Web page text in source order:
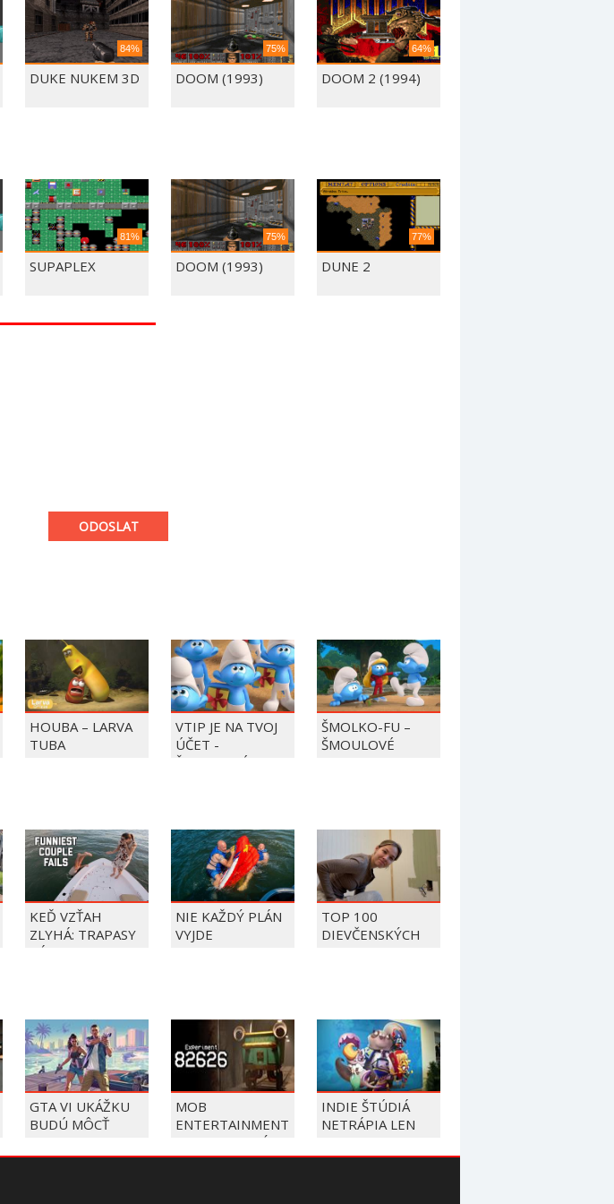
84%
DUKE NUKEM 3D
75%
DOOM (1993)
64%
DOOM 2 (1994)
81%
SUPAPLEX
75%
DOOM (1993)
77%
DUNE 2
ODOSLAT
HOUBA – LARVA
TUBA
VTIP JE NA TVOJ
ÚČET -
ŠMOULOVÉ
ŠMOLKO-FU –
ŠMOULOVÉ
KEĎ VZŤAH
ZLYHÁ: TRAPASY
PÁROV
NIE KAŽDÝ PLÁN
VYJDE
TOP 100
DIEVČENSKÝCH
GTA VI UKÁŽKU
BUDÚ MÔCŤ
OKAMŽITE
MOB
ENTERTAINMENT
TEASUJE NOVÝ
PROJEKT. S ČÍM
INDIE ŠTÚDIÁ
NETRÁPIA LEN
BIZNIS